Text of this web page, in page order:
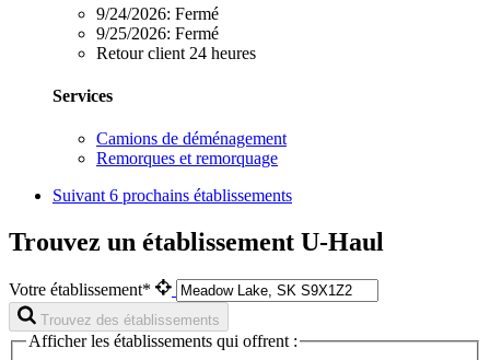
9/24/2026: Fermé
9/25/2026: Fermé
Retour client 24 heures
Services
Camions de déménagement
Remorques et remorquage
Suivant 6 prochains établissements
Trouvez un établissement U-Haul
Votre établissement*
Trouvez des établissements
Afficher les établissements qui offrent :